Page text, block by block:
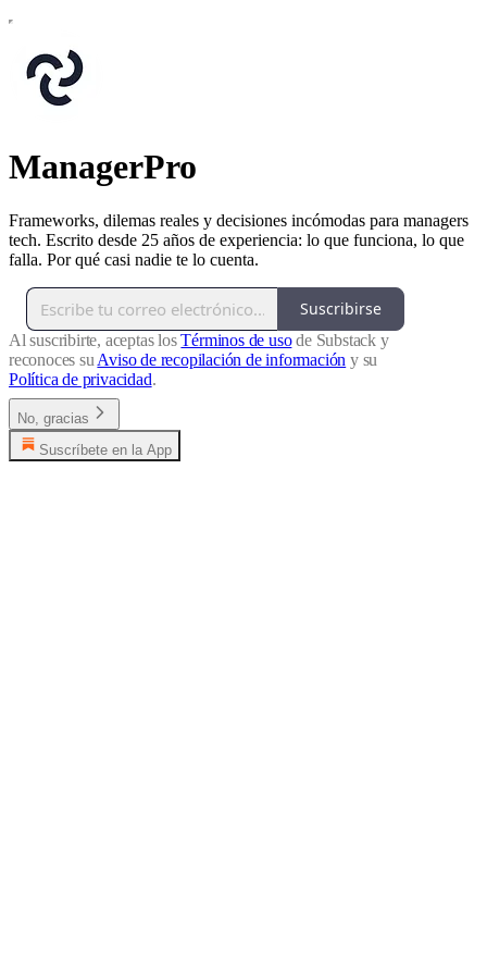
ManagerPro
Frameworks, dilemas reales y decisiones incómodas para managers
tech. Escrito desde 25 años de experiencia: lo que funciona, lo que
falla. Por qué casi nadie te lo cuenta.
Suscribirse
Al suscribirte, aceptas losTérminos de usode Substack y
reconoces su Aviso de recopilación de información y su
Política de privacidad.
No, gracias
Suscríbete en la App